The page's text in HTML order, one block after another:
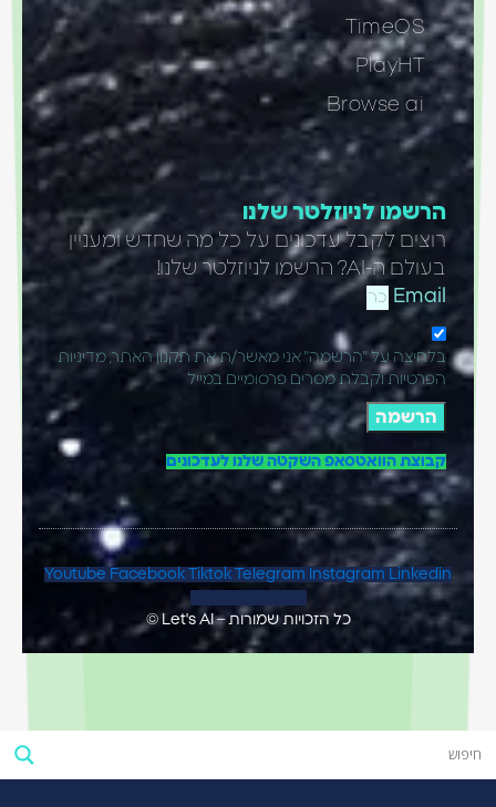
TimeOS
PlayHT
Browse ai
הרשמו לניוזלטר שלנו
רוצים לקבל עדכונים על כל מה שחדש ומעניין
בעולם ה-AI? הרשמו לניוזלטר שלנו!
Email
בלחיצה על "הרשמה" אני מאשר/ת את תקנון האתר, מדיניות
הפרטיות וקבלת מסרים פרסומיים במייל
הרשמה
קבוצת הוואטסאפ השקטה שלנו לעדכונים
Youtube Facebook Tiktok Telegram Instagram
Linkedin
כל הזכויות שמורות – Let's AI ©